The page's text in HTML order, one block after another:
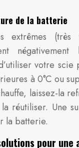
de la batterie
extrêmes
négativement
votre scie
à 0°C ou
laissez-la
réutiliser. Une
la batterie.
pour une